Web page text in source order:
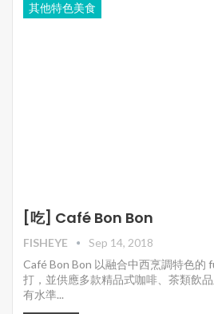
其他特色美食
[吃] Café Bon Bon
FISHEYE
Sep 14, 2018
Café Bon Bon 以融合中西烹調特色的
打，並供應多款精品式咖啡、茶類飲
有水準...